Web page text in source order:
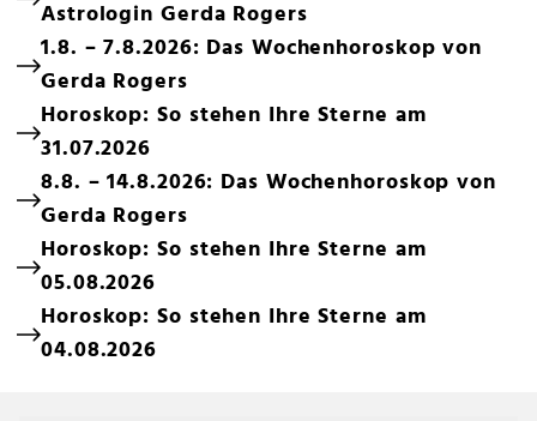
Astrologin Gerda Rogers
1.8. – 7.8.2026: Das Wochenhoroskop von
Gerda Rogers
Horoskop: So stehen Ihre Sterne am
31.07.2026
8.8. – 14.8.2026: Das Wochenhoroskop von
Gerda Rogers
Horoskop: So stehen Ihre Sterne am
05.08.2026
Horoskop: So stehen Ihre Sterne am
04.08.2026